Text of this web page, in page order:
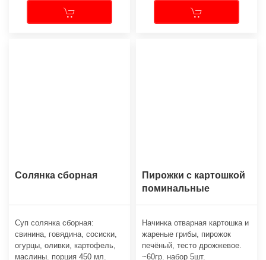
Солянка сборная
Суп cолянка сборная:
свинина, говядина, сосиски,
огурцы, оливки, картофель,
маслины. порция 450 мл.
Пирожки с картошкой
поминальные
Начинка отварная картошка и
жареные грибы, пирожок
печёный, тесто дрожжевое.
~60гр. набор 5шт.